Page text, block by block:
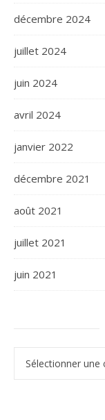
décembre 2024
juillet 2024
juin 2024
avril 2024
janvier 2022
décembre 2021
août 2021
juillet 2021
juin 2021